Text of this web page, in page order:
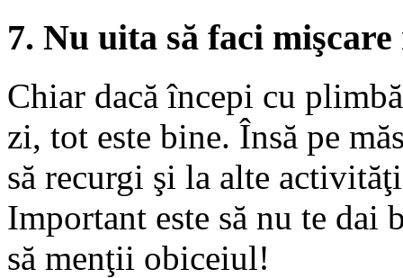
7. Nu uita să faci
Chiar dacă începi cu
zi, tot este bine. Însă pe
să recurgi şi la alte
Important este să nu te dai
să menţii obiceiul!